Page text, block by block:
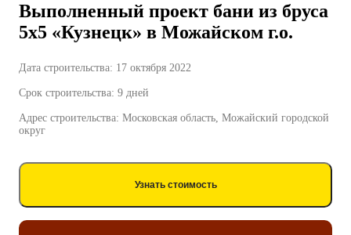
Выполненный проект бани из бруса
5х5 «Кузнецк» в Можайском г.о.
Дата строительства: 17 октября 2022
Срок строительства: 9 дней
Адрес строительства: Московская область, Можайский городской
округ
Узнать стоимость